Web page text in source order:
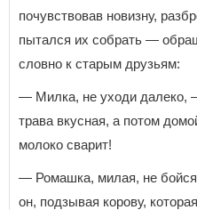
почувствовав новизну,
пытался их собрать —
словно к старым друзьям:
— Милка, не уходи далеко,
трава вкусная, а потом
молоко сварит!
— Ромашка, милая, не
он, подзывая корову,